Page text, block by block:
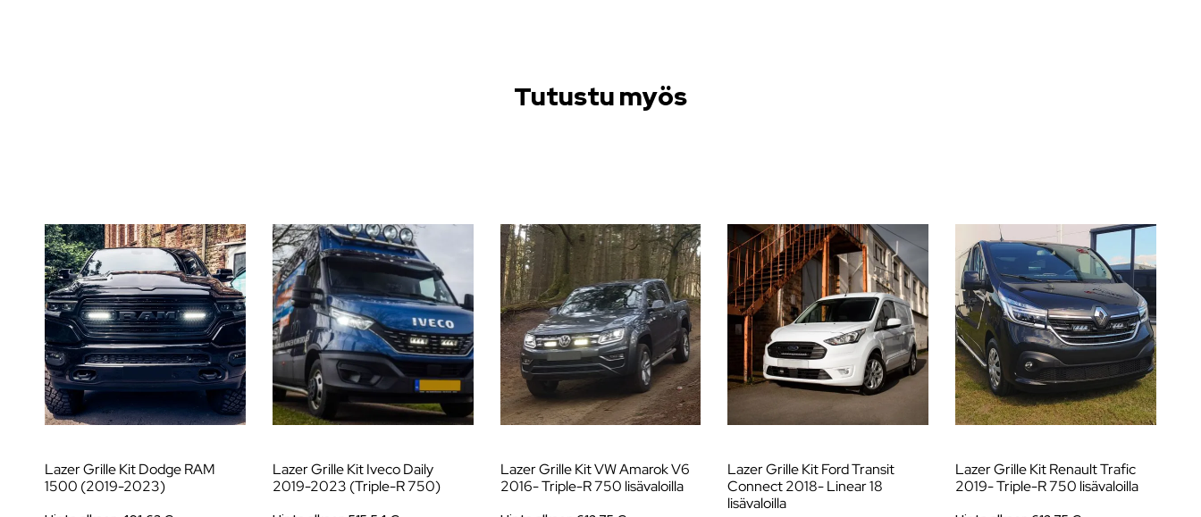
Tutustu myös
Lazer Grille Kit Dodge RAM
1500 (2019-2023)
Lazer Grille Kit Iveco Daily
2019-2023 (Triple-R 750)
Lazer Grille Kit VW Amarok V6
2016- Triple-R 750 lisävaloilla
Lazer Grille Kit Ford Transit
Connect 2018- Linear 18
lisävaloilla
Lazer Grille Kit Renault Trafic
2019- Triple-R 750 lisävaloilla